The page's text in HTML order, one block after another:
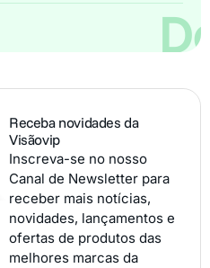
Receba novidades da
Visãovip
Inscreva-se no nosso
Canal de Newsletter para
receber mais notícias,
novidades, lançamentos e
ofertas de produtos das
melhores marcas da